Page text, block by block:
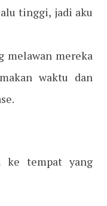
tinggi, jadi aku
melawan mereka
waktu dan
ke tempat yang